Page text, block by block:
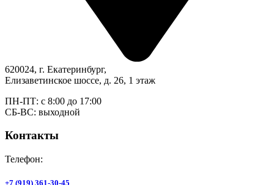
620024, г. Екатеринбург,
Елизаветинское шоссе, д. 26, 1 этаж
ПН-ПТ: с 8:00 до 17:00
СБ-ВС: выходной
Контакты
Телефон:
+7 (919) 361-30-45